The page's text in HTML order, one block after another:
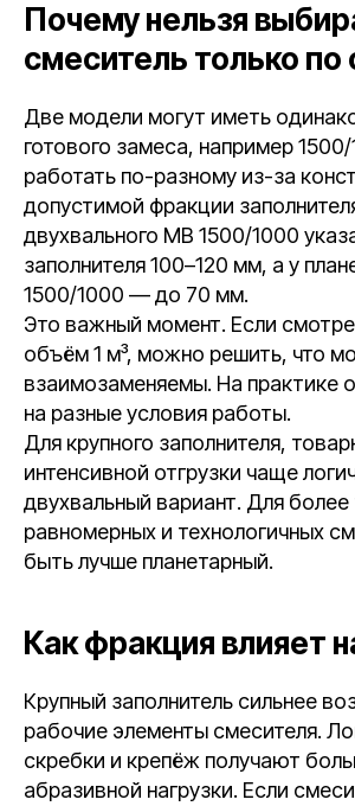
Почему нельзя
смеситель только
Две модели могут иметь
готового замеса, например
работать по-разному из-за
допустимой фракции
двухвального МВ 1500/1000
заполнителя 100–120 мм, а у
1500/1000 — до 70 мм.
Это важный момент. Если
объём 1 м³, можно решить, что
взаимозаменяемы. На практике
на разные условия работы.
Для крупного заполнителя,
интенсивной отгрузки чаще
двухвальный вариант. Для более
равномерных и технологичных
быть лучше планетарный.
Как фракция влияет
Крупный заполнитель сильнее
рабочие элементы смесителя.
скребки и крепёж получают
абразивной нагрузки. Если